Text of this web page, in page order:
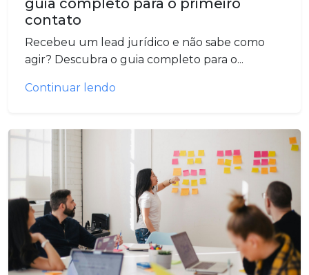
guia completo para o primeiro
contato
Recebeu um lead jurídico e não sabe como
agir? Descubra o guia completo para o...
Continuar lendo